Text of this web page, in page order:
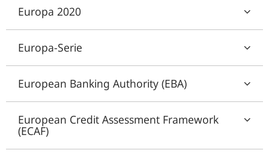
Europa 2020
Europa-Serie
European Banking Authority (EBA)
European Credit Assessment Framework
(ECAF)